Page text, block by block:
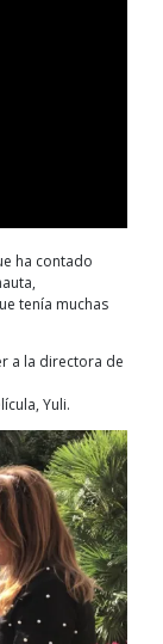
ha contado
tenía muchas
a la directora de
Yuli.